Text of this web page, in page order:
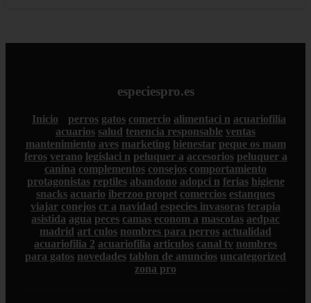
especiespro.es
Inicio perros gatos comercio alimentaci n acuariofilia
acuarios salud tenencia responsable ventas
mantenimiento aves marketing bienestar peque os mam
feros verano legislaci n peluquer a accesorios peluquer a
canina complementos consejos comportamiento
protagonistas reptiles abandono adopci n ferias higiene
snacks acuario iberzoo propet comercios estanques
viajar conejos cr a navidad especies invasoras terapia
asistida agua peces camas econom a mascotas aedpac
madrid art culos nombres para perros actualidad
acuariofilia 2 acuariofilia articulos canal tv nombres
para gatos novedades tablon de anuncios uncategorized
zona pro